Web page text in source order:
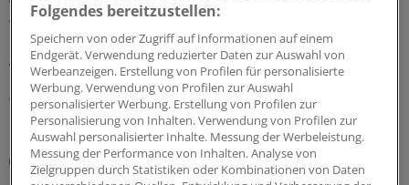
Tumor- und T-Zellen zueinander und kann so eine
Tumorzelllyse auslösen. In Studien konnte es das
Gesamtüberleben gegenüber Chemotherapie
verlängern.
03.08.2026
Coronavirus
Forschungsteam: COVID-19-Infektion kann
Folgendes bereitzustellen:
Speichern von oder Zugriff auf Informationen auf einem
Endgerät. Verwendung reduzierter Daten zur Auswahl von
Werbeanzeigen. Erstellung von Profilen für personalisierte
Werbung. Verwendung von Profilen zur Auswahl
personalisierter Werbung. Erstellung von Profilen zur
Personalisierung von Inhalten. Verwendung von Profilen zur
Auswahl personalisierter Inhalte. Messung der Werbeleistung.
Messung der Performance von Inhalten. Analyse von
Zielgruppen durch Statistiken oder Kombinationen von Daten